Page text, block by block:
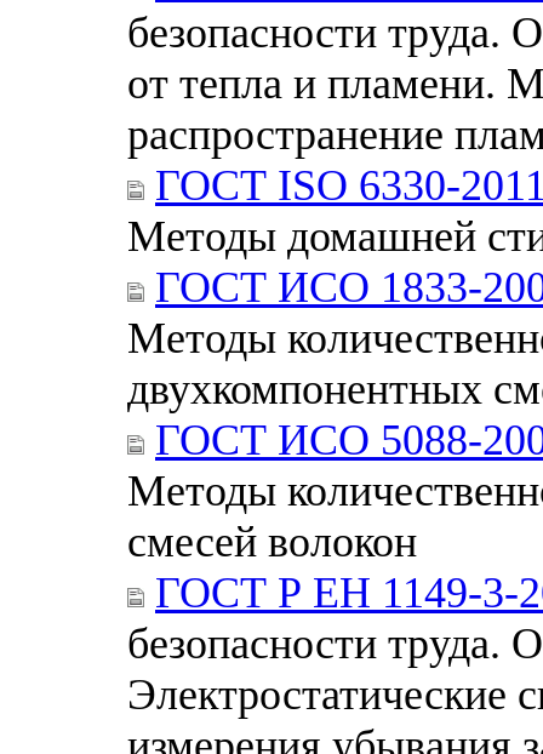
безопасности труда.
от тепла и пламени.
распространение
ГОСТ ISO 6330-
Методы домашней
ГОСТ ИСО 1833-
Методы
двухкомпонентных
ГОСТ ИСО 5088-
Методы
смесей волокон
ГОСТ Р ЕН 1149-3-
безопасности труда.
Электростатические